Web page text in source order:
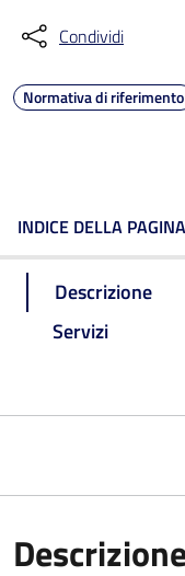
Condividi
Normativa di riferimento
INDICE DELLA PAGINA
Descrizione
Servizi